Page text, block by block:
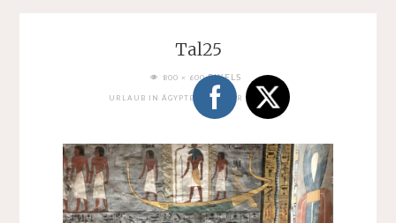
Tal25
FULL800 × 600PIXELS
URLAUB IN ÄGYPTEN: TAL DER KÖNIGE